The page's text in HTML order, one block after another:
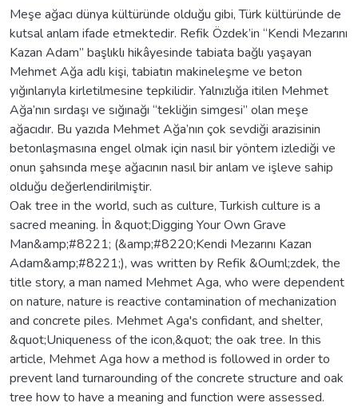
Meşe ağacı dünya kültüründe olduğu gibi, Türk kültüründe de
kutsal anlam ifade etmektedir. Refik Özdek’in “Kendi Mezarını
Kazan Adam” başlıklı hikâyesinde tabiata bağlı yaşayan
Mehmet Ağa adlı kişi, tabiatın makineleşme ve beton
yığınlarıyla kirletilmesine tepkilidir. Yalnızlığa itilen Mehmet
Ağa’nın sırdaşı ve sığınağı “tekliğin simgesi” olan meşe
ağacıdır. Bu yazıda Mehmet Ağa’nın çok sevdiği arazisinin
betonlaşmasına engel olmak için nasıl bir yöntem izlediği ve
onun şahsında meşe ağacının nasıl bir anlam ve işleve sahip
olduğu değerlendirilmiştir.
Oak tree in the world, such as culture, Turkish culture is a
sacred meaning. İn &quot;Digging Your Own Grave
Man&amp;#8221; (&amp;#8220;Kendi Mezarını Kazan
Adam&amp;#8221;), was written by Refik &Ouml;zdek, the
title story, a man named Mehmet Aga, who were dependent
on nature, nature is reactive contamination of mechanization
and concrete piles. Mehmet Aga's confidant, and shelter,
&quot;Uniqueness of the icon,&quot; the oak tree. In this
article, Mehmet Aga how a method is followed in order to
prevent land turnarounding of the concrete structure and oak
tree how to have a meaning and function were assessed.